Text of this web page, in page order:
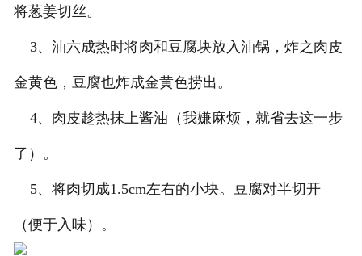
将葱姜切丝。
3、油六成热时将肉和豆腐块放入油锅，炸之肉皮
金黄色，豆腐也炸成金黄色捞出。
4、肉皮趁热抹上酱油（我嫌麻烦，就省去这一步
了）。
5、将肉切成1.5cm左右的小块。豆腐对半切开
（便于入味）。